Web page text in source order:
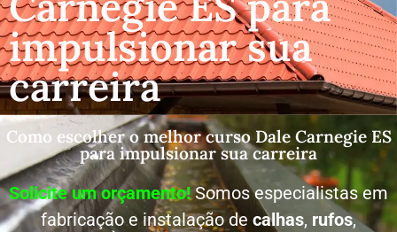
impulsionar sua
carreira
Como escolher o melhor curso Dale Carnegie ES
para impulsionar sua carreira
Solicite um orçamento!Somos especialistas em
fabricação e instalação de calhas, rufos,